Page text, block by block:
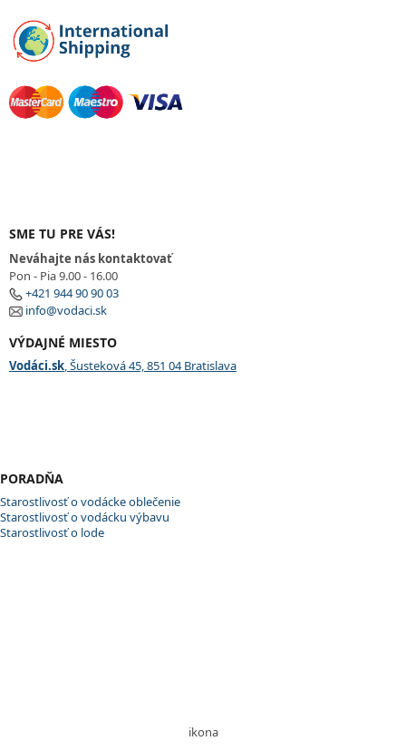
SME TU PRE VÁS!
Neváhajte nás kontaktovať
Pon - Pia 9.00 - 16.00
+421 944 90 90 03
info@vodaci.sk
VÝDAJNÉ MIESTO
Vodáci.sk, Šusteková 45, 851 04 Bratislava
PORADŇA
Starostlivosť o vodácke oblečenie
Starostlivosť o vodácku výbavu
Starostlivosť o lode
ikona